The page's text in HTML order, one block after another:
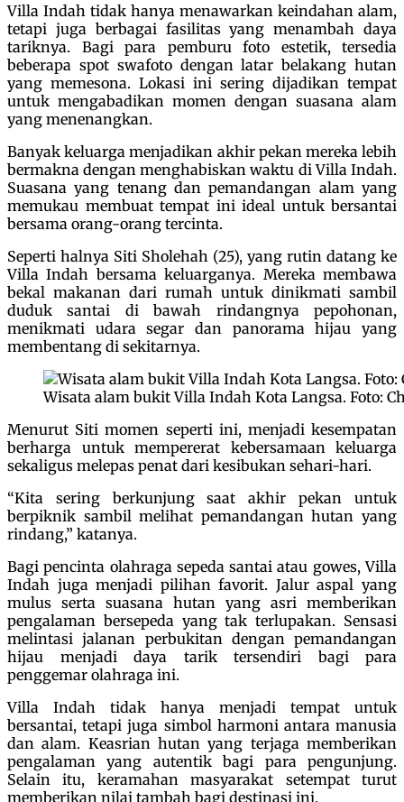
Villa Indah tidak hanya menawarkan keindahan alam,
tetapi juga berbagai fasilitas yang menambah daya
tariknya. Bagi para pemburu foto estetik, tersedia
beberapa spot swafoto dengan latar belakang hutan
yang memesona. Lokasi ini sering dijadikan tempat
untuk mengabadikan momen dengan suasana alam
yang menenangkan.
Banyak keluarga menjadikan akhir pekan mereka lebih
bermakna dengan menghabiskan waktu di Villa Indah.
Suasana yang tenang dan pemandangan alam yang
memukau membuat tempat ini ideal untuk bersantai
bersama orang-orang tercinta.
Seperti halnya Siti Sholehah (25), yang rutin datang ke
Villa Indah bersama keluarganya. Mereka membawa
bekal makanan dari rumah untuk dinikmati sambil
duduk santai di bawah rindangnya pepohonan,
menikmati udara segar dan panorama hijau yang
membentang di sekitarnya.
Wisata alam bukit Villa Indah Kota Langsa. Foto:
Menurut Siti momen seperti ini, menjadi kesempatan
berharga untuk mempererat kebersamaan keluarga
sekaligus melepas penat dari kesibukan sehari-hari.
“Kita sering berkunjung saat akhir pekan untuk
berpiknik sambil melihat pemandangan hutan yang
rindang,” katanya.
Bagi pencinta olahraga sepeda santai atau gowes, Villa
Indah juga menjadi pilihan favorit. Jalur aspal yang
mulus serta suasana hutan yang asri memberikan
pengalaman bersepeda yang tak terlupakan. Sensasi
melintasi jalanan perbukitan dengan pemandangan
hijau menjadi daya tarik tersendiri bagi para
penggemar olahraga ini.
Villa Indah tidak hanya menjadi tempat untuk
bersantai, tetapi juga simbol harmoni antara manusia
dan alam. Keasrian hutan yang terjaga memberikan
pengalaman yang autentik bagi para pengunjung.
Selain itu, keramahan masyarakat setempat turut
memberikan nilai tambah bagi destinasi ini.